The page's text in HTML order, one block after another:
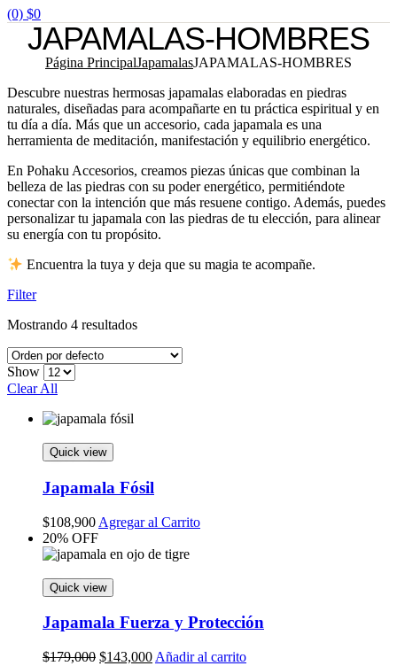
(0) $0
JAPAMALAS-HOMBRES
Página PrincipalJapamalasJAPAMALAS-HOMBRES
Descubre nuestras hermosas japamalas elaboradas en piedras
naturales, diseñadas para acompañarte en tu práctica espiritual y en
tu día a día. Más que un accesorio, cada japamala es una
herramienta de meditación, manifestación y equilibrio energético.
En Pohaku Accesorios, creamos piezas únicas que combinan la
belleza de las piedras con su poder energético, permitiéndote
conectar con la intención que más resuene contigo. Además, puedes
personalizar tu japamala con las piedras de tu elección, para alinear
su energía con tu propósito.
Encuentra la tuya y deja que su magia te acompañe.
Filter
Mostrando 4 resultados
Show
Clear All
Quick view
Japamala Fósil
$108,900 Agregar al Carrito
20% OFF
Quick view
Japamala Fuerza y Protección
$179,000 Original
$143,000Current
Añadir al carrito